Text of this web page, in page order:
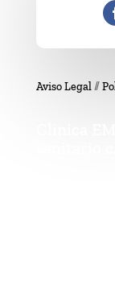
Aviso Legal//